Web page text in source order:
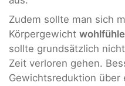
Zudem sollte man sich
Körpergewicht
sollte grundsätzlich
Zeit verloren gehen.
Gewichtsreduktion über